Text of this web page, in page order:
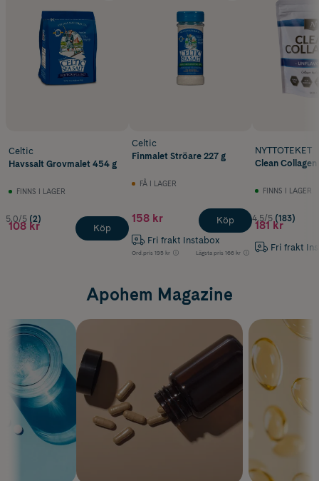
Celtic
Havssalt Grovmalet 454 g
FINNS I LAGER
5.0/5 (2)
108 kr Köp
Celtic
Finmalet Ströare 227 g
FÅ I LAGER
158 kr
Fri frakt Instabox
Ord.pris 195 kr Lägsta pris 166 kr
Köp
NYTTOTEKET
Clean
FINNS I LAGER
4.5/5 (183)
181 kr
Fri frakt
Apohem Magazine